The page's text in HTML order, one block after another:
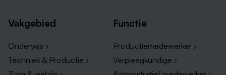
adviseren bij aanschaf en vervanging van
theatertechnische apparatuur;
onderhoud van podiumtechnische installaties;
is verantwoordelijk voor het nakomen van Arbo-
Vakgebied
Onderwijs ›
Techniek & Productie ›
Functie
Productiemedewerker ›
Verpleegkundige ›